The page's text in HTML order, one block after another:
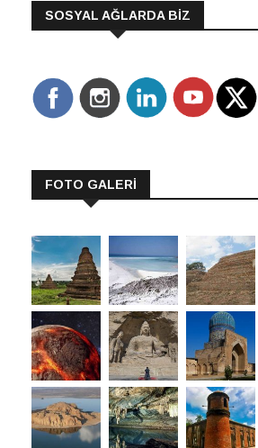
SOSYAL AĞLARDA BİZ
FOTO GALERİ